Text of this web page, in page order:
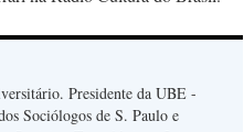
Presidente da UBE -
Sociólogos de S. Paulo e